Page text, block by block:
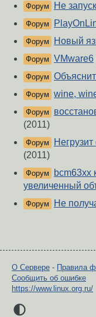
Форум Не
Форум
Форум Новый
Форум VMware6
Форум
Форум wine,
Форум
(2011)
Форум
(2011)
Форум
bcm63xx
увеличенный
Форум Не
О Сервере - Правила
Сообщить об ошибке
https://www.linux.org.ru/